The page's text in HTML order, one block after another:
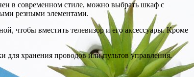
в современном стиле, можно выбрать шкаф с
резными элементами.
чтобы вместить телевизор и его аксессуары. Кроме
хранения проводов или пультов управления.